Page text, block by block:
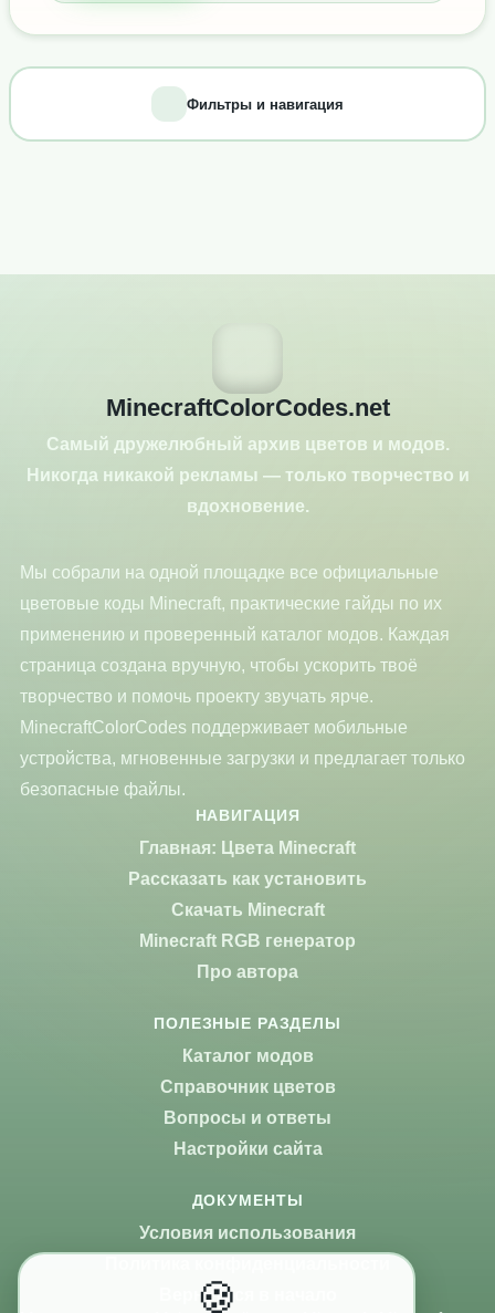
Фильтры и навигация
MinecraftColorCodes.net
Самый дружелюбный архив цветов и модов.
Никогда никакой рекламы — только творчество и
вдохновение.
Мы собрали на одной площадке все официальные
цветовые коды Minecraft, практические гайды по их
применению и проверенный каталог модов. Каждая
страница создана вручную, чтобы ускорить твоё
творчество и помочь проекту звучать ярче.
MinecraftColorCodes поддерживает мобильные
устройства, мгновенные загрузки и предлагает только
безопасные файлы.
НАВИГАЦИЯ
Главная: Цвета Minecraft
Рассказать как установить
Скачать Minecraft
Minecraft RGB генератор
Про автора
ПОЛЕЗНЫЕ РАЗДЕЛЫ
Каталог модов
Справочник цветов
Вопросы и ответы
Настройки сайта
ДОКУМЕНТЫ
Условия использования
Вернуться в начало
🍪